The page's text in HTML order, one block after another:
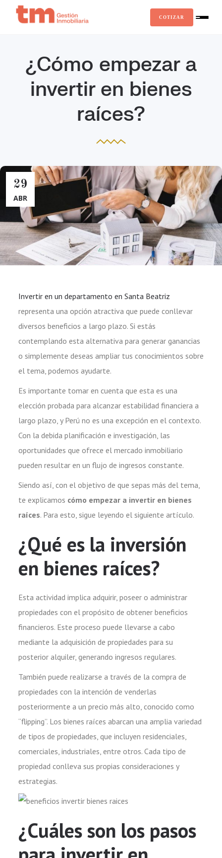
COTIZAR
¿Cómo empezar a
invertir en bienes
raíces?
29
ABR
Invertir en un departamento en Santa Beatriz
representa una opción atractiva que puede conllevar
diversos beneficios a largo plazo. Si estás
contemplando esta alternativa para generar ganancias
o simplemente deseas ampliar tus conocimientos sobre
el tema, podemos ayudarte.
Es importante tomar en cuenta que esta es una
elección probada para alcanzar estabilidad financiera a
largo plazo, y Perú no es una excepción en el contexto.
Con la debida planificación e investigación, las
oportunidades que ofrece el mercado inmobiliario
pueden resultar en un flujo de ingresos constante.
Siendo así, con el objetivo de que sepas más del tema,
te explicamos cómo empezar a invertir en bienes
raíces. Para esto, sigue leyendo el siguiente artículo.
¿Qué es la inversión
en bienes raíces?
Esta actividad implica adquirir, poseer o administrar
propiedades con el propósito de obtener beneficios
financieros. Este proceso puede llevarse a cabo
mediante la adquisición de propiedades para su
posterior alquiler, generando ingresos regulares.
También puede realizarse a través de la compra de
propiedades con la intención de venderlas
posteriormente a un precio más alto, conocido como
“flipping”. Los bienes raíces abarcan una amplia variedad
de tipos de propiedades, que incluyen residenciales,
comerciales, industriales, entre otros. Cada tipo de
propiedad conlleva sus propias consideraciones y
estrategias.
¿Cuáles son los pasos